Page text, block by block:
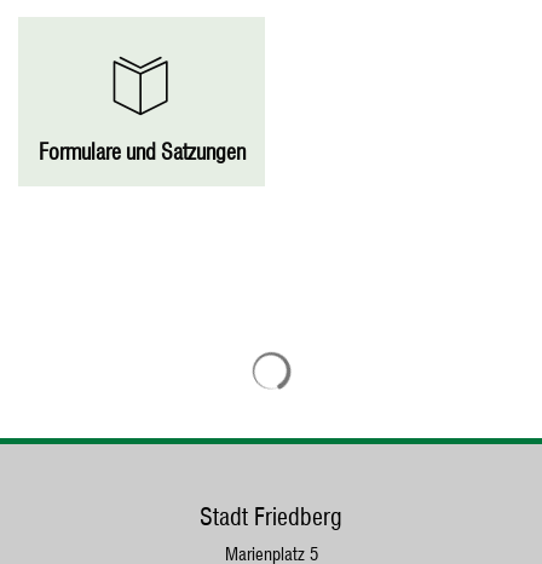
Formulare und Satzungen
Stadt Friedberg
Marienplatz 5